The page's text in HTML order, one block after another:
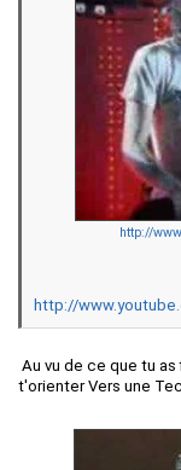
http://
http://
Au vu de ce que tu
t'orienter Vers une